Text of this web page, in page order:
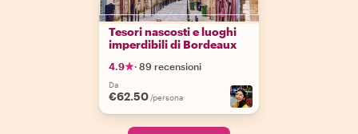
Tesori nascosti e luoghi
imperdibili di Bordeaux
4.9 · 89 recensioni
Da
€62.50 /persona